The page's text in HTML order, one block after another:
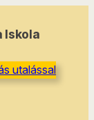
Iskola
utalással